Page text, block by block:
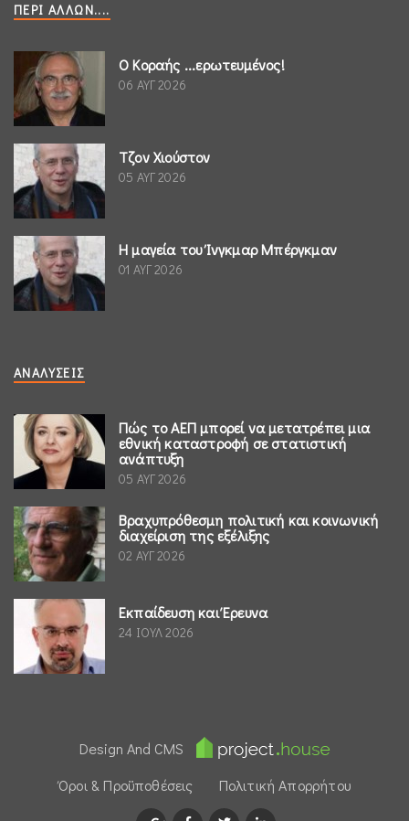
ΠΕΡΊ ΆΛΛΩΝ....
Ο Κοραής ...ερωτευμένος!
06 ΑΥΓ 2026
Τζον Χιούστον
05 ΑΥΓ 2026
Η μαγεία του Ίνγκμαρ Μπέργκμαν
01 ΑΥΓ 2026
ΑΝΑΛΎΣΕΙΣ
Πώς το ΑΕΠ μπορεί να μετατρέπει μια
εθνική καταστροφή σε στατιστική
ανάπτυξη
05 ΑΥΓ 2026
Βραχυπρόθεσμη πολιτική και κοινωνική
διαχείριση της εξέλιξης
02 ΑΥΓ 2026
Εκπαίδευση και Έρευνα
24 ΙΟΥΛ 2026
Design And CMS
Όροι & Προϋποθέσεις
Πολιτική Απορρήτου